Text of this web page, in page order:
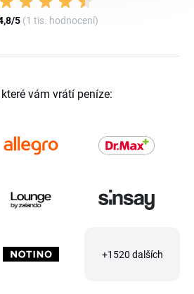
5 (1 tis. hodnocení)
které vám vrátí peníze:
+1520 dalších